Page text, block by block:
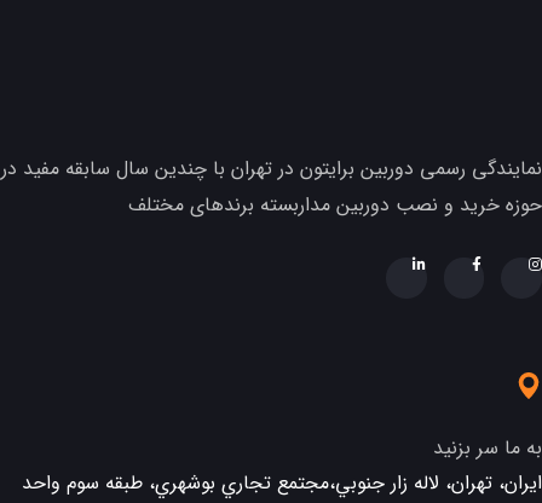
نمایندگی رسمی دوربین برایتون در تهران با چندین سال سابقه مفید در
حوزه خرید و نصب دوربین مداربسته برندهای مختلف
به ما سر بزنید
ایران، تهران، لاله زار جنوبي،مجتمع تجاري بوشهري، طبقه سوم واحد